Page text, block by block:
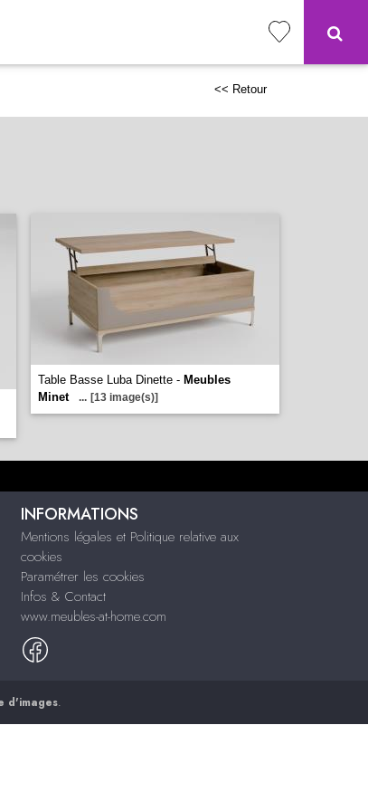
<< Retour
Table Basse Luba Dinette - Meubles
Minet
... [13 image(s)]
INFORMATIONS
Mentions légales et Politique relative aux
cookies
Paramétrer les cookies
Infos & Contact
www.meubles-at-home.com
d'images.